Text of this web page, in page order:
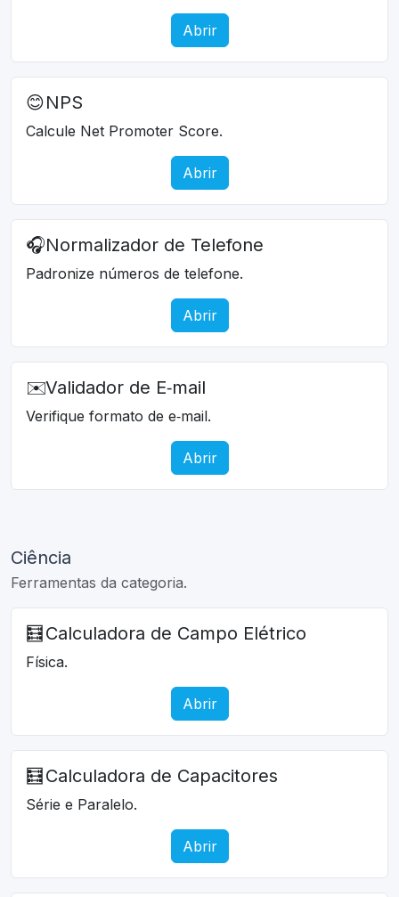
Abrir
😊NPS
Calcule Net Promoter Score.
Abrir
🎧Normalizador de Telefone
Padronize números de telefone.
Abrir
✉️Validador de E‑mail
Verifique formato de e‑mail.
Abrir
Ciência
Ferramentas da categoria.
🧮 Calculadora de Campo Elétrico
Física.
Abrir
🧮 Calculadora de Capacitores
Série e Paralelo.
Abrir